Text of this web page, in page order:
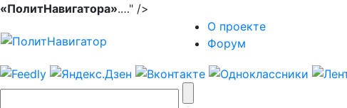
«ПолитНавигатора».…" />
О проекте
Форум